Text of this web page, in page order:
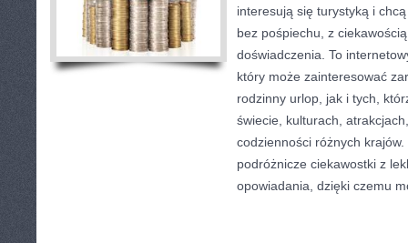
interesują się turystyką i
bez pośpiechu, z
doświadczenia. To
który może zainteresować
rodzinny urlop, jak i tych,
świecie, kulturach,
codzienności różnych krajów.
podróżnicze ciekawostki z
opowiadania, dzięki czemu